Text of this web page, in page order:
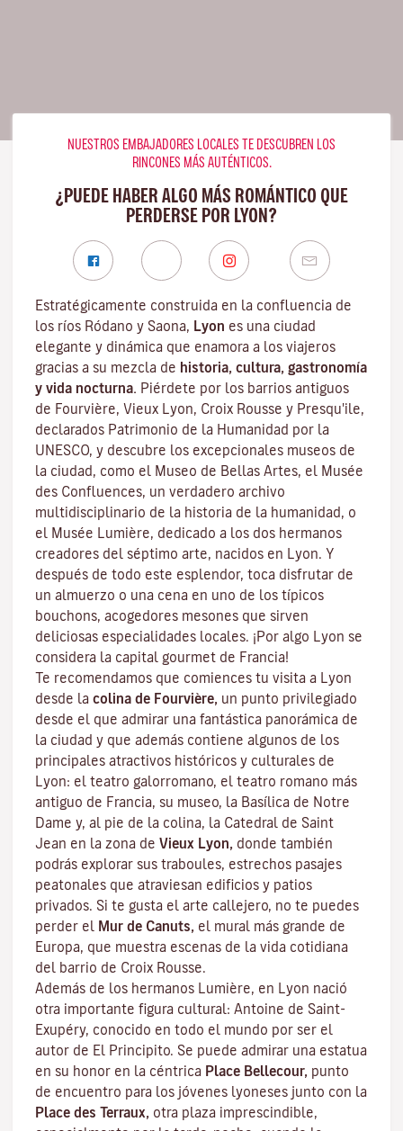
NUESTROS EMBAJADORES LOCALES TE DESCUBREN LOS
RINCONES MÁS AUTÉNTICOS.
¿PUEDE HABER ALGO MÁS ROMÁNTICO QUE
PERDERSE POR LYON?
Estratégicamente construida en la confluencia de
los ríos Ródano y Saona, Lyon es una ciudad
elegante y dinámica que enamora a los viajeros
gracias a su mezcla de historia, cultura, gastronomía
y vida nocturna. Piérdete por los barrios antiguos
de Fourvière, Vieux Lyon, Croix Rousse y Presqu'ile,
declarados Patrimonio de la Humanidad por la
UNESCO, y descubre los excepcionales museos de
la ciudad , como el Museo de Bellas Artes, el Musée
des Confluences, un verdadero archivo
multidisciplinario de la historia de la humanidad, o
el Musée Lumière, dedicado a los dos hermanos
creadores del séptimo arte, nacidos en Lyon. Y
después de todo este esplendor, toca disfrutar de
un almuerzo o una cena en uno de los típicos
bouchons, acogedores mesones que sirven
deliciosas especialidades locales. ¡Por algo Lyon se
considera la capital gourmet de Francia!
Te recomendamos que comiences tu visita a Lyon
desde la colina de Fourvière, un punto privilegiado
desde el que admirar una fantástica panorámica de
la ciudad y que además contiene algunos de los
principales atractivos históricos y culturales de
Lyon: el teatro galorromano, el teatro romano más
antiguo de Francia, su museo, la Basílica de Notre
Dame y, al pie de la colina, la Catedral de Saint
Jean en la zona de Vieux Lyon, donde también
podrás explorar sus traboules, estrechos pasajes
peatonales que atraviesan edificios y patios
privados. Si te gusta el arte callejero, no te puedes
perder el Mur de Canuts, el mural más grande de
Europa, que muestra escenas de la vida cotidiana
del barrio de Croix Rousse.
Además de los hermanos Lumière, en Lyon nació
otra importante figura cultural: Antoine de Saint-
Exupéry, conocido en todo el mundo por ser el
autor de El Principito. Se puede admirar una estatua
en su honor en la céntrica Place Bellecour, punto
de encuentro para los jóvenes lyoneses junto con la
Place des Terraux, otra plaza imprescindible,